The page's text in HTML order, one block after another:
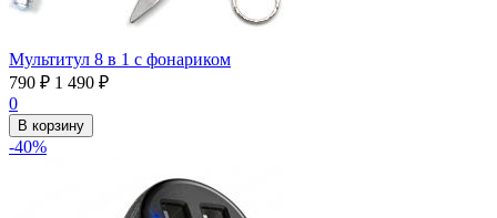
Мультитул 8 в 1 с фонариком
790 ₽ 1 490 ₽
0
В корзину
-40%